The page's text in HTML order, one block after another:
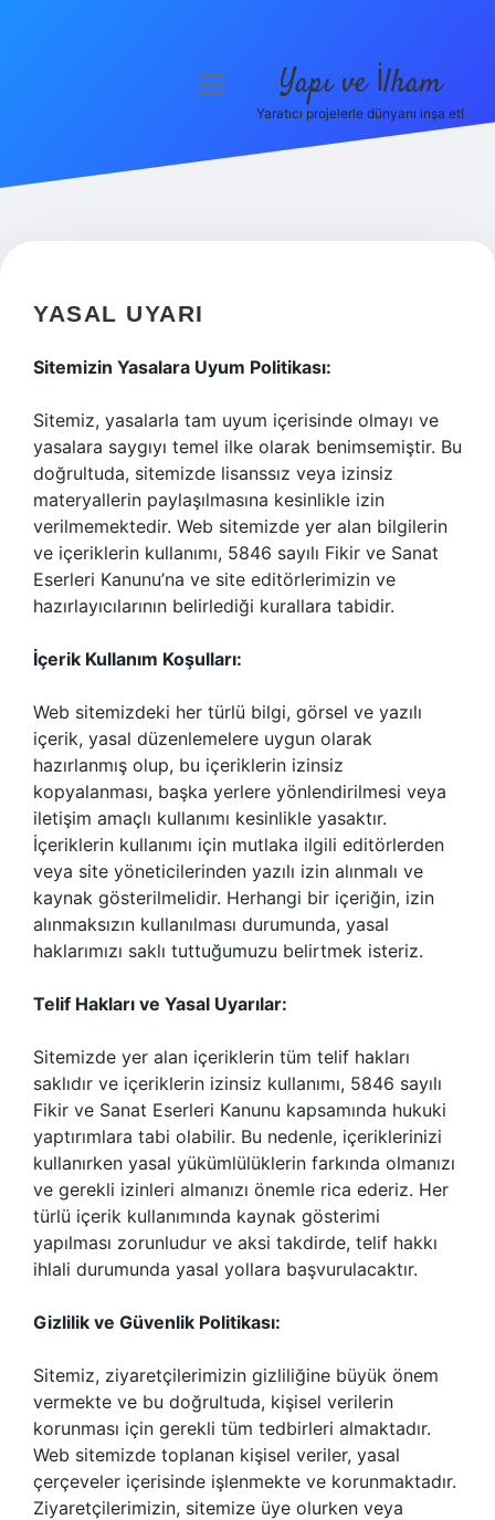
Hakkımızda
menüyü
Yapı ve İlham
Yaratıcı projelerle dünyanı inşa et!
YASAL UYARI
Sitemizin Yasalara Uyum Politikası:
Sitemiz, yasalarla tam uyum içerisinde olmayı ve
yasalara saygıyı temel ilke olarak benimsemiştir. Bu
doğrultuda, sitemizde lisanssız veya izinsiz
materyallerin paylaşılmasına kesinlikle izin
verilmemektedir. Web sitemizde yer alan bilgilerin
ve içeriklerin kullanımı, 5846 sayılı Fikir ve Sanat
Eserleri Kanunu’na ve site editörlerimizin ve
hazırlayıcılarının belirlediği kurallara tabidir.
İçerik Kullanım Koşulları:
Web sitemizdeki her türlü bilgi, görsel ve yazılı
içerik, yasal düzenlemelere uygun olarak
hazırlanmış olup, bu içeriklerin izinsiz
kopyalanması, başka yerlere yönlendirilmesi veya
iletişim amaçlı kullanımı kesinlikle yasaktır.
İçeriklerin kullanımı için mutlaka ilgili editörlerden
veya site yöneticilerinden yazılı izin alınmalı ve
kaynak gösterilmelidir. Herhangi bir içeriğin, izin
alınmaksızın kullanılması durumunda, yasal
haklarımızı saklı tuttuğumuzu belirtmek isteriz.
Telif Hakları ve Yasal Uyarılar:
Sitemizde yer alan içeriklerin tüm telif hakları
saklıdır ve içeriklerin izinsiz kullanımı, 5846 sayılı
Fikir ve Sanat Eserleri Kanunu kapsamında hukuki
yaptırımlara tabi olabilir. Bu nedenle, içeriklerinizi
kullanırken yasal yükümlülüklerin farkında olmanızı
ve gerekli izinleri almanızı önemle rica ederiz. Her
türlü içerik kullanımında kaynak gösterimi
yapılması zorunludur ve aksi takdirde, telif hakkı
ihlali durumunda yasal yollara başvurulacaktır.
Gizlilik ve Güvenlik Politikası:
Sitemiz, ziyaretçilerimizin gizliliğine büyük önem
vermekte ve bu doğrultuda, kişisel verilerin
korunması için gerekli tüm tedbirleri almaktadır.
Web sitemizde toplanan kişisel veriler, yasal
çerçeveler içerisinde işlenmekte ve korunmaktadır.
Ziyaretçilerimizin, sitemize üye olurken veya